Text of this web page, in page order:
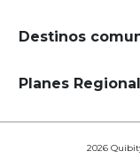
Destinos
Planes
2026